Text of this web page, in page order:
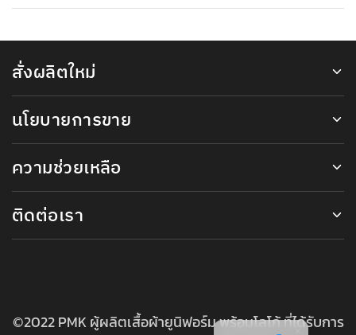
สั่งผลิตใหม่
นโยบายการขาย
ความช่วยเหลือ
ติดต่อเรา
©2022 PMK ผู้ผลิตเสื้อผ้ายูนิฟอร์ม พร้อมโลโก้ ที่ได้รับการ